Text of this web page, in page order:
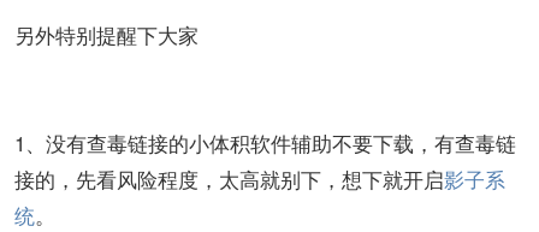
另外特别提醒下大家
1、没有查毒链接的小体积软件辅助不要下载，有查毒链
接的，先看风险程度，太高就别下，想下就开启影子系
统。